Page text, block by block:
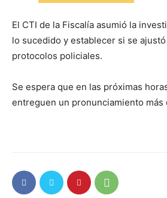
El CTI de la Fiscalía asumió la
lo sucedido y establecer si se
protocolos policiales.
Se espera que en las próximas
entreguen un pronunciamiento más